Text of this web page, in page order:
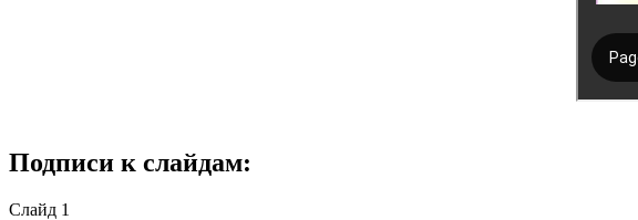
Подписи к слайдам:
Слайд 1